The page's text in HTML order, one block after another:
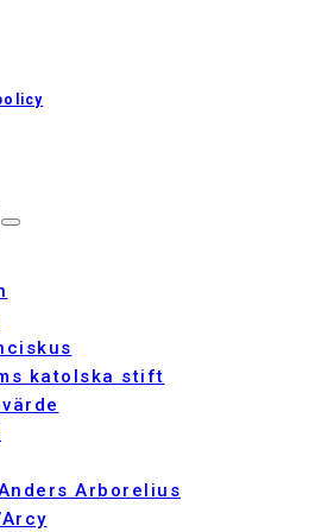
katolska stift
Arborelius